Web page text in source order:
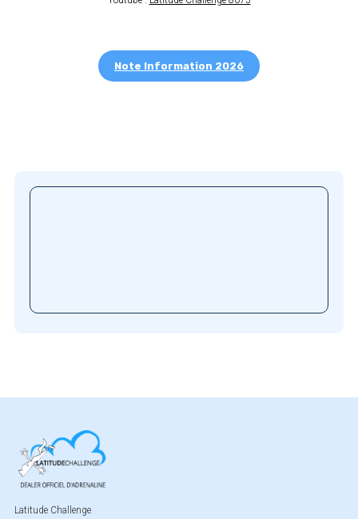
Note Information 2026
Latitude Challenge